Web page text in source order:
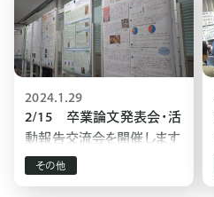
2024.1.29
2/15 卒業論文発表会・活
動報告交流会を開催します
その他